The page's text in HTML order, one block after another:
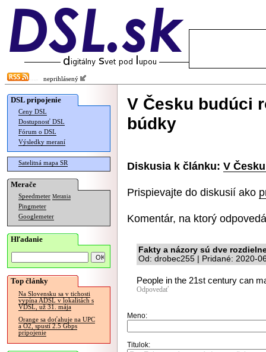
neprihlásený
DSL pripojenie
Ceny DSL
Dostupnosť DSL
Fórum o DSL
Výsledky meraní
Satelitná mapa SR
Merače
Speedmeter Merania
Pingmeter
Googlemeter
Hľadanie
Top články
Na Slovensku sa v tichosti
vypína ADSL v lokalitách s
VDSL, už 31. mája
Orange sa doťahuje na UPC
a O2, spustí 2.5 Gbps
pripojenie
V Česku budúci
búdky
Diskusia k článku: V
Prispievajte do diskusií ako
Komentár, na ktorý
Fakty a názory sú dve
Od: drobec255 | Pridané: 2020-
People in the 21st century can
Odpovedať
Meno:
Titulok: